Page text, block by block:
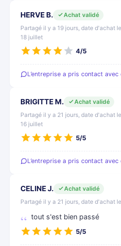
HERVE B.
Achat validé
Partagé il y a 19 jours, date d'achat le
18 juillet
4/5
L’entreprise a pris contact avec
BRIGITTE M.
Achat validé
Partagé il y a 21 jours, date d'achat le
16 juillet
5/5
L’entreprise a pris contact avec
CELINE J.
Achat validé
Partagé il y a 21 jours, date d'achat
tout s'est bien passé
5/5